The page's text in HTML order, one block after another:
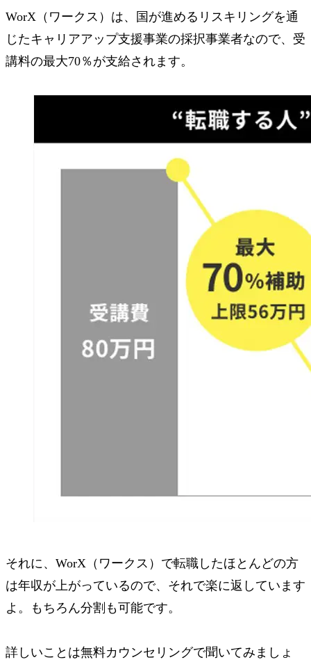
WorX（ワークス）は、国が進めるリスキリングを通
じたキャリアアップ支援事業の採択事業者なので、 受
講料の最大70％が支給されます。
それに、WorX（ワークス）で転職したほとんどの方
は年収が上がっているので、それで楽に返しています
よ。もちろん分割も可能です。
詳しいことは無料カウンセリングで聞いてみましょ